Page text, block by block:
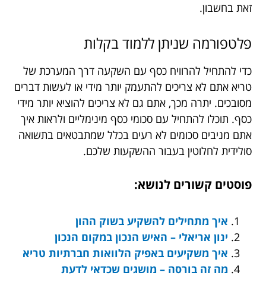
זאת בחשבון.
פלטפורמה שניתן ללמוד בקלות
כדי להתחיל להרוויח כסף עם השקעה דרך המערכת של
טריא אתם לא צריכים להתעמק יותר מידי או לעשות דברים
מסובכים. יתרה מכך, אתם גם לא צריכים להוציא יותר מידי
כסף. תוכלו להתחיל עם סכומי כסף מינימליים ולראות איך
אתם מניבים סכומים לא רעים בכלל שמתבטאים בתשואה
סולידית לחלוטין בעבור ההשקעות שלכם.
פוסטים קשורים לנושא:
איך מתחילים להשקיע בשוק ההון
ינון אריאלי – האיש הנכון במקום הנכון
איך משקיעים באפיק הלוואות חברתיות טריא
מה זה בורסה – מושגים שכדאי לדעת